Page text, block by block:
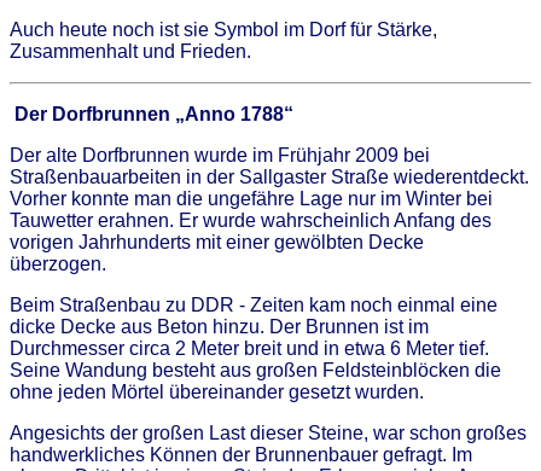
Auch heute noch ist sie Symbol im Dorf für Stärke,
Zusammenhalt und Frieden.
Der Dorfbrunnen „Anno 1788“
Der alte Dorfbrunnen wurde im Frühjahr 2009 bei
Straßenbauarbeiten in der Sallgaster Straße wiederentdeckt.
Vorher konnte man die ungefähre Lage nur im Winter bei
Tauwetter erahnen. Er wurde wahrscheinlich Anfang des
vorigen Jahrhunderts mit einer gewölbten Decke
Beim Straßenbau zu DDR - Zeiten kam noch einmal eine
dicke Decke aus Beton hinzu. Der Brunnen ist im
Durchmesser circa 2 Meter breit und in etwa 6 Meter tief.
Seine Wandung besteht aus großen Feldsteinblöcken die
ohne jeden Mörtel übereinander gesetzt wurden.
Angesichts der großen Last dieser Steine, war schon großes
handwerkliches Können der Brunnenbauer gefragt. Im